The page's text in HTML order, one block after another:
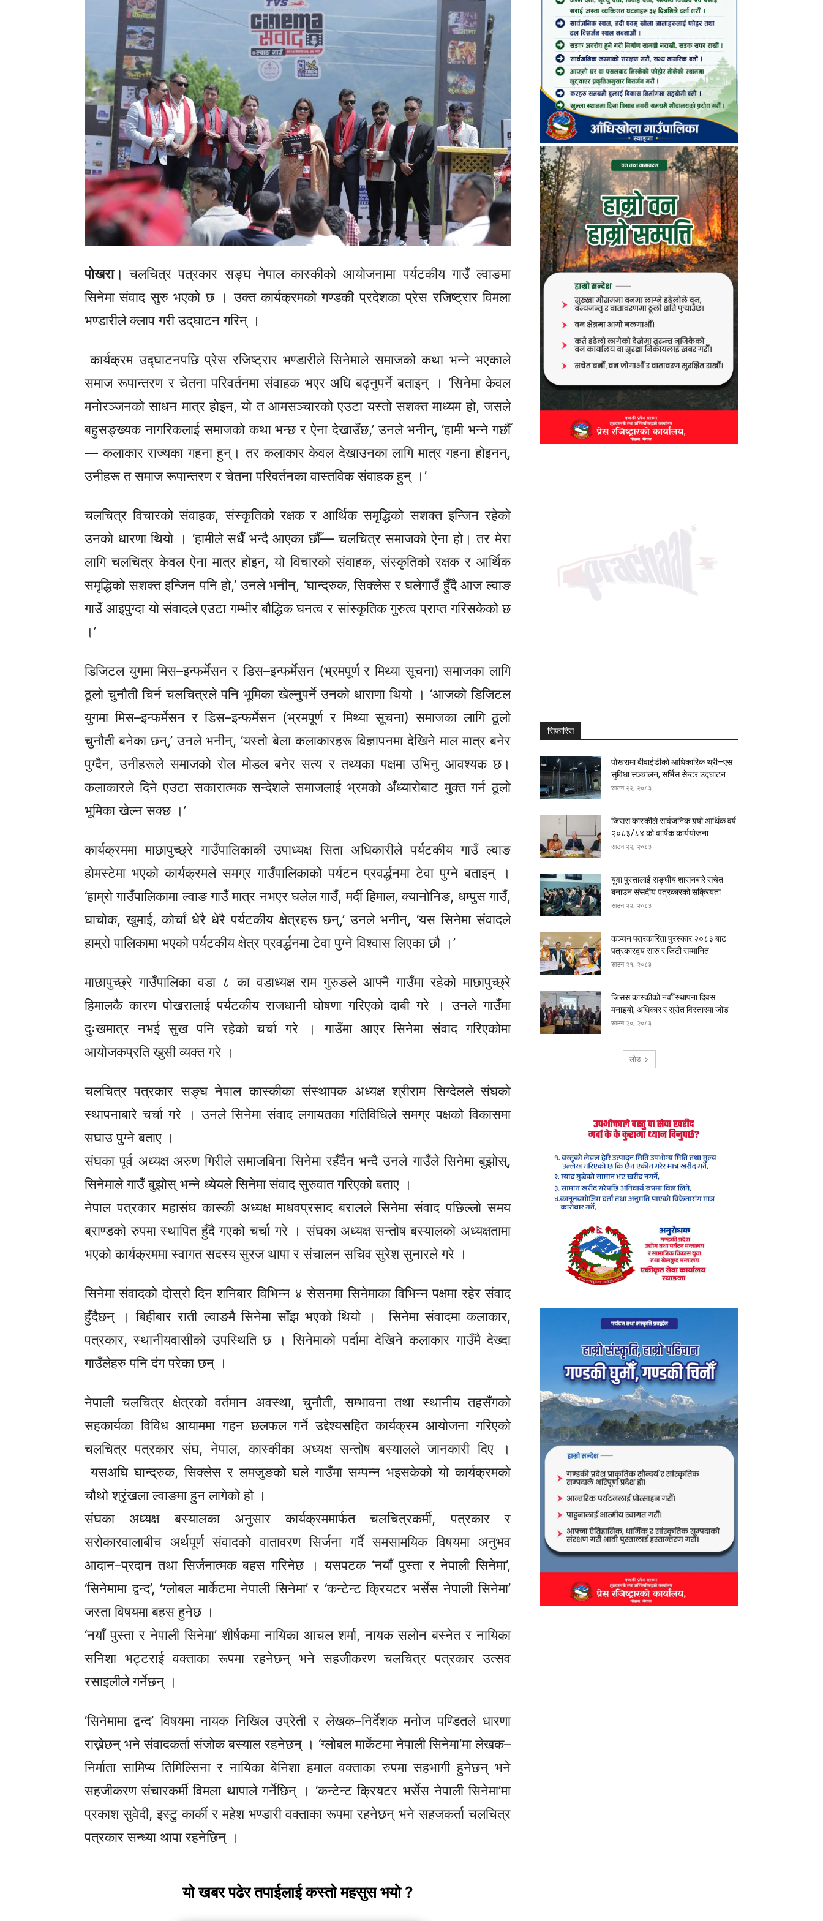
पोखरा।चलचित्र पत्रकारसङ्घनेपाल कास्कीको आयोजनामा पर्यटकीय गाउँ ल्वाङमा
सिनेमा संवाद सुरु भएको छ । उक्त कार्यक्रमको गण्डकी प्रदेशका प्रेस रजिष्ट्रार विमला
भण्डारीलेक्लापगरीउद्‌घाटनगरिन् ।
कार्यक्रमउद्घाटनपछिप्रेस रजिष्ट्रार भण्डारीले सिनेमाले समाजको कथा भन्ने भएकाले
समाजरूपान्तरणर चेतना परिवर्तनमा संवाहक भएर अघि बढ्नुपर्ने बताइन् । ‘सिनेमा केवल
मनोरञ्जनको साधन मात्र होइन, यो त आमसञ्चारको एउटा यस्तो सशक्त माध्यम हो, जसले
बहुसङ्ख्यकनागरिकलाई समाजको कथा भन्छ र ऐना देखाउँछ,’ उनले भनीन्, ‘हामी भन्ने गर्छौँ
— कलाकार राज्यका गहना हुन्। तर कलाकार केवल देखाउनका लागि मात्र गहना होइनन्,
उनीहरू त समाज रूपान्तरण र चेतना परिवर्तनका वास्तविक संवाहक हुन् ।’
चलचित्र विचारको संवाहक, संस्कृतिको रक्षक र आर्थिक समृद्धिको सशक्त इन्जिन रहेको
उनको धारणा थियो । ‘हामीले सधैँ भन्दै आएका छौँ— चलचित्र समाजको ऐना हो। तर मेरा
लागि चलचित्र केवल ऐना मात्र होइन, यो विचारको संवाहक, संस्कृतिको रक्षक र आर्थिक
समृद्धिको सशक्त इन्जिन पनि हो,’ उनलेभनीन्, ‘घान्द्रुक, सिक्लेस र घलेगाउँ हुँदै आज ल्वाङ
गाउँ आइपुग्दा यो संवादले एउटा गम्भीर बौद्धिक घनत्व र सांस्कृतिक गुरुत्व प्राप्त गरिसकेको छ
।’
डिजिटल युगमामिस–इन्फर्मेसन रडिस–इन्फर्मेसन (भ्रमपूर्णर मिथ्यासूचना) समाजका लागि
ठूलो चुनौती चिर्न चलचित्रले पनि भूमिका खेल्नुपर्ने उनको धाराणा थियो । ‘आजको डिजिटल
युगमामिस–इन्फर्मेसन रडिस–इन्फर्मेसन (भ्रमपूर्णर मिथ्यासूचना) समाजका लागि ठूलो
चुनौती बनेका छन्,’ उनलेभनीन्, ‘यस्तो बेला कलाकारहरू विज्ञापनमा देखिने माल मात्र बनेर
पुग्दैन, उनीहरूले समाजको रोल मोडल बनेर सत्य र तथ्यका पक्षमा उभिनु आवश्यक छ।
कलाकारले दिने एउटा सकारात्मक सन्देशले समाजलाई भ्रमको अँध्यारोबाट मुक्त गर्न ठूलो
भूमिका खेल्न सक्छ ।’
कार्यक्रममा माछापुच्छ्रे गाउँपालिकाकी उपाध्यक्ष सिता अधिकारीले पर्यटकीय गाउँ ल्वाङ
होमस्टेमा भएको कार्यक्रमले समग्र गाउँपालिकाको पर्यटनप्रवर्द्धनमाटेवा पुग्ने बताइन् ।
‘हाम्रो गाउँपालिकामा ल्वाङ गाउँ मात्र नभएर घलेल गाउँ, मर्दी हिमाल, क्यानोनिङ, धम्पुसगाउँ,
घाचोक,खुमाई, कोर्चांधेरै धेरै पर्यटकीय क्षेत्रहरूछन्,’ उनले भनीन्, ‘यस सिनेमा संवादले
हाम्रो पालिकामा भएको पर्यटकीय क्षेत्रप्रवर्द्धनमाटेवा पुग्ने विश्वास लिएका छौ ।’
माछापुच्छ्रे गाउँपालिका वडा ८ का वडाध्यक्ष राम गुरुङले आफ्नै गाउँमा रहेकोमाछापुच्छ्रे
हिमालकै कारण पोखरालाई पर्यटकीय राजधानी घोषणा गरिएको दाबी गरे । उनले गाउँमा
दुःखमात्र नभई सुख पनि रहेको चर्चा गरे । गाउँमा आएर सिनेमा संवाद गरिएकोमा
आयोजकप्रति खुसी व्यक्त गरे ।
चलचित्र पत्रकारसङ्घनेपाल कास्कीका संस्थापक अध्यक्ष श्रीराम सिग्देलले संघको
स्थापनाबारे चर्चा गरे । उनले सिनेमा संवाद लगायतका गतिविधिले समग्र पक्षको विकासमा
सघाउ पुग्ने बताए ।
संघका पूर्व अध्यक्ष अरुण गिरीले समाजबिना सिनेमा रहँदैन भन्दै उनले गाउँले सिनेमा बुझोस्,
सिनेमाले गाउँ बुझोस् भन्ने ध्येयले सिनेमा संवाद सुरुवात गरिएको बताए ।
नेपाल पत्रकार महासंघ कास्की अध्यक्ष माधवप्रसाद बरालले सिनेमा संवाद पछिल्लो समय
ब्राण्डको रुपमा स्थापित हुँदै गएको चर्चा गरे । संघका अध्यक्ष सन्तोष बस्यालको अध्यक्षतामा
भएको कार्यक्रममा स्वागत सदस्य सुरज थापा र संचालन सचिव सुरेश सुनारले गरे ।
सिनेमा संवादको दोस्रो दिन शनिबार विभिन्न ४ सेसनमा सिनेमाका विभिन्न पक्षमा रहेर संवाद
हुँदैछन् । बिहीबार राती ल्वाङमै सिनेमा साँझ भएको थियो । सिनेमा संवादमा कलाकार,
पत्रकार, स्थानीयवासीको उपस्थिति छ । सिनेमाको पर्दामा देखिने कलाकार गाउँमै देख्दा
गाउँलेहरु पनि दंग परेका छन् ।
नेपाली चलचित्र क्षेत्रको वर्तमान अवस्था, चुनौती, सम्भावना तथा स्थानीय तहसँगको
सहकार्यका विविध आयाममा गहन छलफल गर्ने उद्देश्यसहित कार्यक्रम आयोजना गरिएको
चलचित्र पत्रकार संघ, नेपाल, कास्कीका अध्यक्ष सन्तोष बस्यालले जानकारी दिए ।
यसअघि घान्द्रुक, सिक्लेस र लमजुङको घले गाउँमा सम्पन्न भइसकेको यो कार्यक्रमको
चौथो श्रृंखला ल्वाङमा हुन लागेको हो ।
संघका अध्यक्ष बस्यालका अनुसार कार्यक्रममार्फत चलचित्रकर्मी, पत्रकार र
सरोकारवालाबीच अर्थपूर्ण संवादको वातावरण सिर्जना गर्दै समसामयिक विषयमा अनुभव
आदान–प्रदान तथा सिर्जनात्मक बहस गरिनेछ । यसपटक ‘नयाँ पुस्ता र नेपाली सिनेमा’,
‘सिनेमामा द्वन्द’, ‘ग्लोबल मार्केटमा नेपाली सिनेमा’ र ‘कन्टेन्ट क्रियटर भर्सेस नेपाली सिनेमा’
जस्ता विषयमा बहस हुनेछ ।
‘नयाँ पुस्ता र नेपाली सिनेमा’ शीर्षकमा नायिका आचल शर्मा, नायक सलोन बस्नेत र नायिका
सनिशा भट्टराई वक्ताका रूपमा रहनेछन् भने सहजीकरण चलचित्र पत्रकार उत्सव
रसाइलीले गर्नेछन् ।
‘सिनेमामा द्वन्द’ विषयमा नायक निखिल उप्रेती र लेखक–निर्देशक मनोज पण्डितले धारणा
राख्नेछन् भने संवादकर्ता संजोक बस्याल रहनेछन् । ‘ग्लोबल मार्केटमा नेपाली सिनेमा’मा लेखक–
निर्माता सामिप्य तिमिल्सिना र नायिका बेनिशा हमाल वक्ताका रुपमा सहभागी हुनेछन् भने
सहजीकरण संचारकर्मी विमला थापाले गर्नेछिन् । ‘कन्टेन्ट क्रियटर भर्सेस नेपाली सिनेमा’मा
प्रकाश सुवेदी, इस्टु कार्की र महेश भण्डारी वक्ताका रूपमा रहनेछन् भने सहजकर्ता चलचित्र
पत्रकार सन्ध्या थापा रहनेछिन् ।
यो खबर पढेर तपाईलाई कस्तो महसुस भयो ?
सिफारिस
पोखरामा बीवाईडीको आधिकारिक थ्री–एस
सुविधा सञ्चालन, सर्भिस सेन्टर उद्घाटन
साउन २२, २०८३
जिसस कास्कीले सार्वजनिक गर्‍यो आर्थिक वर्ष
२०८३/८४ को वार्षिक कार्ययोजना
साउन २२, २०८३
युवा पुस्तालाई सङ्घीय शासनबारे सचेत
बनाउन संसदीय पत्रकारको सक्रियता
साउन २२, २०८३
कञ्चन पत्रकारिता पुरस्कार २०८३ बाट
पत्रकारद्वय सारु र जिटी सम्मानित
साउन २१, २०८३
जिसस कास्कीको नवौँ स्थापना दिवस
मनाइयो, अधिकार र स्रोत विस्तारमा जोड
साउन २०, २०८३
लोड